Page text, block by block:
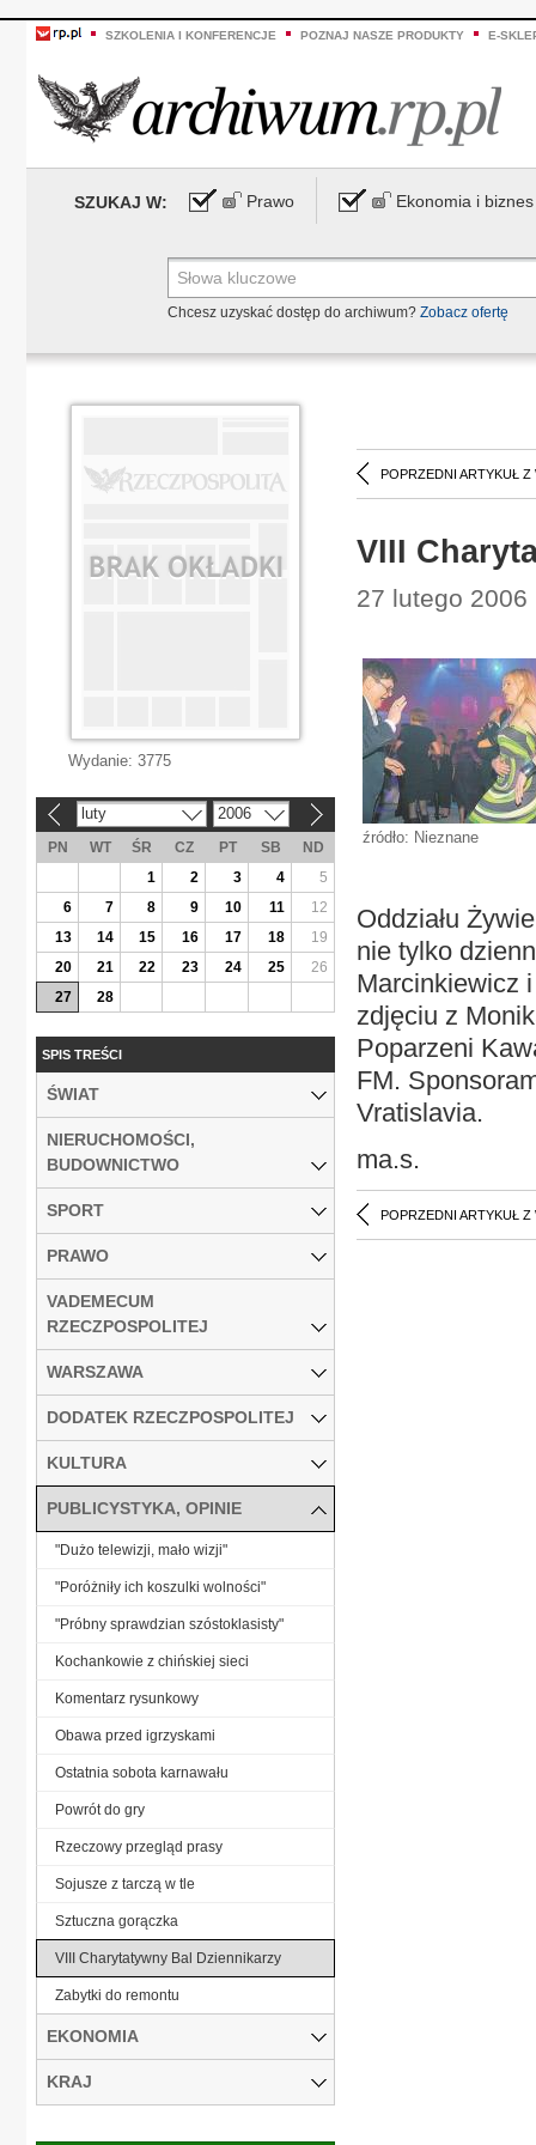
SZKOLENIA I KONFERENCJE POZNAJ NASZE PRODUKTY E-
SZUKAJ W: Prawo Ekonomia i biznes
Chcesz uzyskać dostęp do archiwum? Zobacz ofertę
POPRZEDNI ARTYKUŁ Z
VIII
27 lutego
źródło: Nieznane
Oddziału
nie tylko
Marcinkiewicz
zdjęciu z
Poparzeni
FM.
Vratislavia.
ma.s.
POPRZEDNI ARTYKUŁ Z
Wydanie: 3775
luty 2006
PN WT ŚR CZ PT SB
ND
1
2 3 4
5
6
7 8 9 10 11
12
13
14 15 16 17 18
19
20
21 22 23 24 25
26
27
28
SPIS TREŚCI
ŚWIAT
NIERUCHOMOŚCI,
BUDOWNICTWO
SPORT
PRAWO
VADEMECUM
RZECZPOSPOLITEJ
WARSZAWA
DODATEK RZECZPOSPOLITEJ
KULTURA
PUBLICYSTYKA, OPINIE
"Dużo telewizji, mało wizji"
"Poróżniły ich koszulki wolności"
"Próbny sprawdzian szóstoklasisty"
Kochankowie z chińskiej sieci
Komentarz rysunkowy
Obawa przed igrzyskami
Ostatnia sobota karnawału
Powrót do gry
Rzeczowy przegląd prasy
Sojusze z tarczą w tle
Sztuczna gorączka
VIII Charytatywny Bal Dziennikarzy
Zabytki do remontu
EKONOMIA
KRAJ